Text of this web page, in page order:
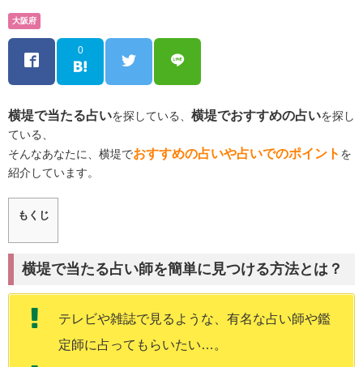
大阪府
0
横堤で当たる占いを探している、 横堤でおすすめの占いを探し
ている、
そんなあなたに、横堤でおすすめの占いや占いでのポイント を
紹介しています。
もくじ
横堤で当たる占い師を簡単に見つける方法とは？
テレビや雑誌で見るような、有名な占い師や鑑
定師に占ってもらいたい…。